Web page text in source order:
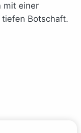
mit einer
Botschaft.